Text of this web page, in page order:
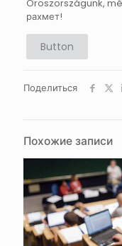
Oroszországunk,
рахмет!
Button
Поделиться
Похожие записи